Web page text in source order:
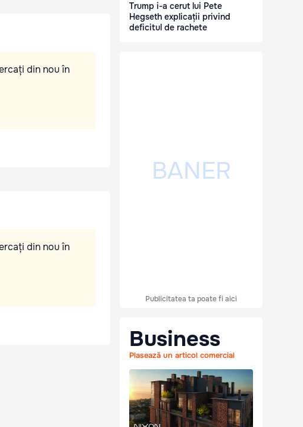
din nou în
din nou în
Trump i-a cerut lui Pete
Hegseth explicații privind
deficitul de rachete
Publicitatea ta poate fi aici
Business
Plasează un articol comercial